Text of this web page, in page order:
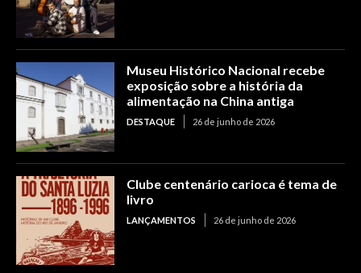
Museu Histórico Nacional recebe
exposição sobre a história da
alimentação na China antiga
DESTAQUE 26 de junho de 2026
Clube centenário carioca é tema de
livro
LANÇAMENTOS 26 de junho de 2026